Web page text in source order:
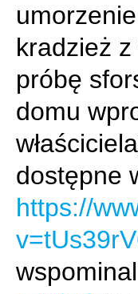
kradzież
próbę
domu
dostępne
https://